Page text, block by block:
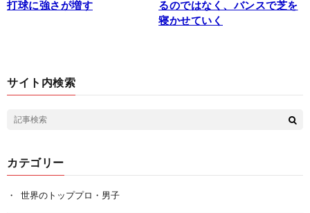
打球に強さが増す
るのではなく、バンスで芝を
寝かせていく
サイト内検索
カテゴリー
世界のトッププロ・男子